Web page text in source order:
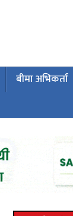
बीमा अभिकर्ता